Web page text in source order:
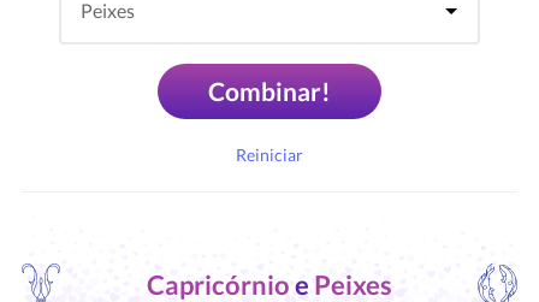
Combinar!
Reiniciar
Capricórnioe Peixes